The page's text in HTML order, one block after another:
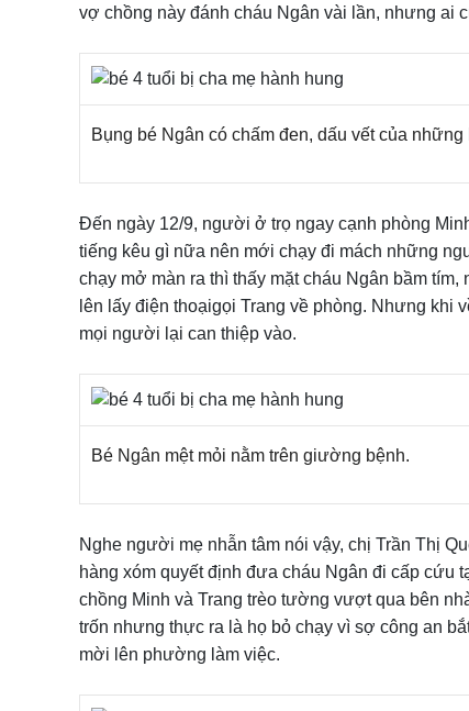
vợ chồng này đánh cháu Ngân vài lần, nhưng ai
Bụng bé Ngân có chấm đen, dấu vết của
Đến ngày 12/9, người ở trọ ngay cạnh phòng
tiếng kêu gì nữa nên mới chạy đi mách những
chạy mở màn ra thì thấy mặt cháu Ngân bầm
lên lấy điện thoạigọi Trang về phòng. Nhưng khi
mọi người lại can thiệp vào.
Bé Ngân mệt mỏi nằm trên giường bệnh.
Nghe người mẹ nhẫn tâm nói vậy, chị Trần Thị
hàng xóm quyết định đưa cháu Ngân đi cấp
chồng Minh và Trang trèo tường vượt qua bên
trốn nhưng thực ra là họ bỏ chạy vì sợ công an
mời lên phường làm việc.